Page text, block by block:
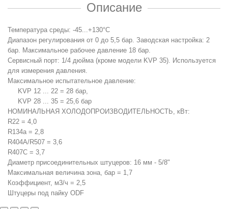
Описание
Температура среды: -45...+130°C
Диапазон регулирования от 0 до 5,5 бар. Заводская настройка: 2
бар. Максимальное рабочее давление 18 бар.
Сервисный порт: 1/4 дюйма (кроме модели KVP 35). Используется
для измерения давления.
Максимальное испытательное давление:
KVP 12 ... 22 = 28 бар,
KVP 28 ... 35 = 25,6 бар
НОМИНАЛЬНАЯ ХОЛОДОПРОИЗВОДИТЕЛЬНОСТЬ, кВт:
R22 = 4,0
R134a = 2,8
R404A/R507 = 3,6
R407C = 3,7
Диаметр присоединительных штуцеров: 16 мм - 5/8"
Максимальная величина зона, бар = 1,7
Коэффициент, м3/ч = 2,5
Штуцеры под пайку ODF